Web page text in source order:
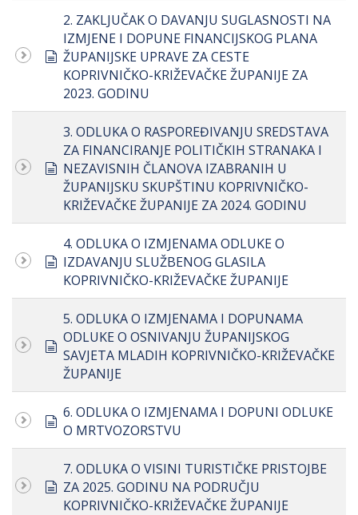
document
2. ZAKLJUČAK O DAVANJU SUGLASNOSTI NA
IZMJENE I DOPUNE FINANCIJSKOG PLANA
ŽUPANIJSKE UPRAVE ZA CESTE
KOPRIVNIČKO-KRIŽEVAČKE ŽUPANIJE ZA
2023. GODINU
document
3. ODLUKA O RASPOREĐIVANJU SREDSTAVA
ZA FINANCIRANJE POLITIČKIH STRANAKA I
NEZAVISNIH ČLANOVA IZABRANIH U
ŽUPANIJSKU SKUPŠTINU KOPRIVNIČKO-
KRIŽEVAČKE ŽUPANIJE ZA 2024. GODINU
document
4. ODLUKA O IZMJENAMA ODLUKE O
IZDAVANJU SLUŽBENOG GLASILA
KOPRIVNIČKO-KRIŽEVAČKE ŽUPANIJE
document
5. ODLUKA O IZMJENAMA I DOPUNAMA
ODLUKE O OSNIVANJU ŽUPANIJSKOG
SAVJETA MLADIH KOPRIVNIČKO-KRIŽEVAČKE
ŽUPANIJE
document
6. ODLUKA O IZMJENAMA I DOPUNI ODLUKE
O MRTVOZORSTVU
document
7. ODLUKA O VISINI TURISTIČKE PRISTOJBE
ZA 2025. GODINU NA PODRUČJU
KOPRIVNIČKO-KRIŽEVAČKE ŽUPANIJE